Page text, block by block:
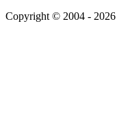
Copyright © 2004 - 2026